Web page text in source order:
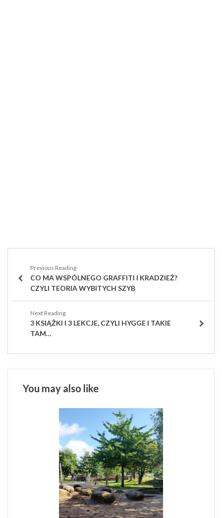
Nawigacja
wpisuPREVIOUS
POST
CO MA WSPÓLNEGO GRAFFITI I KRADZIEŻ?
CZYLI TEORIA WYBITYCH SZYB
NEXT
POST
3 KSIĄŻKI I 3 LEKCJE, CZYLI HYGGE I TAKIE
TAM…
You may also like